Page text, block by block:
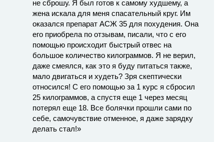
не сброшу. Я был готов к самому худшему, а
жена искала для меня спасательный круг. Им
оказался препарат АСЖ 35 для похудения. Она
его приобрела по отзывам, писали, что с его
помощью происходит быстрый отвес на
большое количество килограммов. Я не верил,
даже смеялся, как это я буду питаться также,
мало двигаться и худеть? Зря скептически
относился! С его помощью за 1 курс я сбросил
25 килограммов, а спустя еще 1 через месяц
потерял еще 18. Все болячки прошли сами по
себе, самочувствие отменное, я даже зарядку
делать стал!»